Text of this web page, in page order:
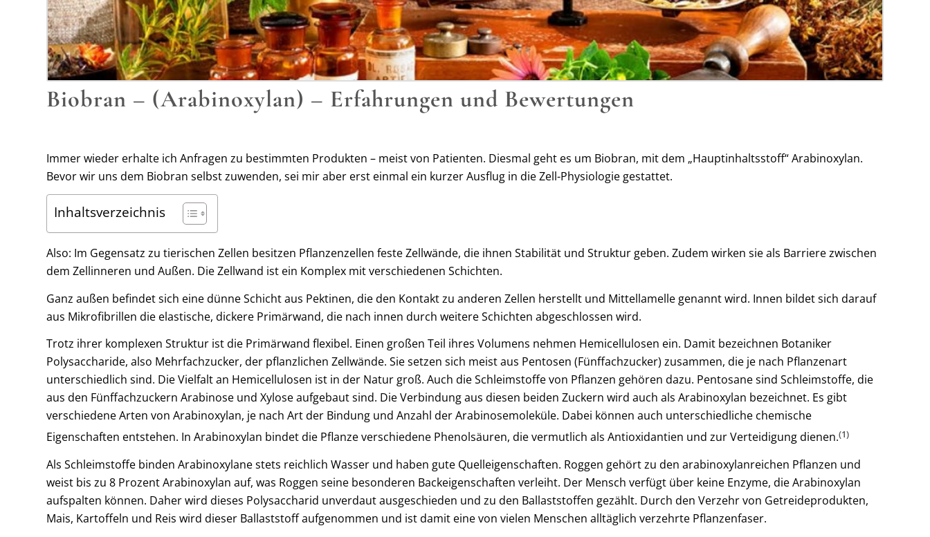
Biobran – (Arabinoxylan) – Erfahrungen und Bewertungen
Immer wieder erhalte ich Anfragen zu bestimmten Produkten – meist von Patienten. Diesmal geht es um Biobran, mit dem „Hauptinhaltsstoff“ Arabinoxylan.
Bevor wir uns dem Biobran selbst zuwenden, sei mir aber erst einmal ein kurzer Ausflug in die Zell-Physiologie gestattet.
Inhaltsverzeichnis
Also: Im Gegensatz zu tierischen Zellen besitzen Pflanzenzellen feste Zellwände, die ihnen Stabilität und Struktur geben. Zudem wirken sie als Barriere zwischen
dem Zellinneren und Außen. Die Zellwand ist ein Komplex mit verschiedenen Schichten.
Ganz außen befindet sich eine dünne Schicht aus Pektinen, die den Kontakt zu anderen Zellen herstellt und Mittellamelle genannt wird. Innen bildet sich darauf
aus Mikrofibrillen die elastische, dickere Primärwand, die nach innen durch weitere Schichten abgeschlossen wird.
Trotz ihrer komplexen Struktur ist die Primärwand flexibel. Einen großen Teil ihres Volumens nehmen Hemicellulosen ein. Damit bezeichnen Botaniker
Polysaccharide, also Mehrfachzucker, der pflanzlichen Zellwände. Sie setzen sich meist aus Pentosen (Fünffachzucker) zusammen, die je nach Pflanzenart
unterschiedlich sind. Die Vielfalt an Hemicellulosen ist in der Natur groß. Auch die Schleimstoffe von Pflanzen gehören dazu. Pentosane sind Schleimstoffe, die
aus den Fünffachzuckern Arabinose und Xylose aufgebaut sind. Die Verbindung aus diesen beiden Zuckern wird auch als Arabinoxylan bezeichnet. Es gibt
verschiedene Arten von Arabinoxylan, je nach Art der Bindung und Anzahl der Arabinosemoleküle. Dabei können auch unterschiedliche chemische
Eigenschaften entstehen. In Arabinoxylan bindet die Pflanze verschiedene Phenolsäuren, die vermutlich als Antioxidantien und zur Verteidigung dienen.(1)
Als Schleimstoffe binden Arabinoxylane stets reichlich Wasser und haben gute Quelleigenschaften. Roggen gehört zu den arabinoxylanreichen Pflanzen und
weist bis zu 8 Prozent Arabinoxylan auf, was Roggen seine besonderen Backeigenschaften verleiht. Der Mensch verfügt über keine Enzyme, die Arabinoxylan
aufspalten können. Daher wird dieses Polysaccharid unverdaut ausgeschieden und zu den Ballaststoffen gezählt. Durch den Verzehr von Getreideprodukten,
Mais, Kartoffeln und Reis wird dieser Ballaststoff aufgenommen und ist damit eine von vielen Menschen alltäglich verzehrte Pflanzenfaser.